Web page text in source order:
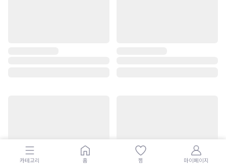
카테고리 홈 찜 마이페이지